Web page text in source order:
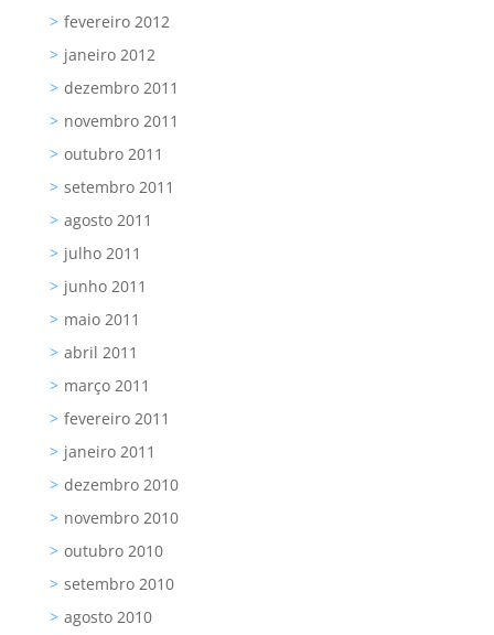
fevereiro 2012
janeiro 2012
dezembro 2011
novembro 2011
outubro 2011
setembro 2011
agosto 2011
julho 2011
junho 2011
maio 2011
abril 2011
março 2011
fevereiro 2011
janeiro 2011
dezembro 2010
novembro 2010
outubro 2010
setembro 2010
agosto 2010